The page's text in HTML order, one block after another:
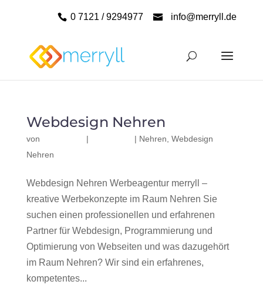
0 7121 / 9294977 info@merryll.de
Webdesign Nehren
von | | Nehren Webdesign
Nehren
Webdesign Nehren Werbeagentur merryll –
kreative Werbekonzepte im Raum Nehren Sie
suchen einen professionellen und erfahrenen
Partner für Webdesign, Programmierung und
Optimierung von Webseiten und was dazugehört
im Raum Nehren? Wir sind ein erfahrenes,
kompetentes...